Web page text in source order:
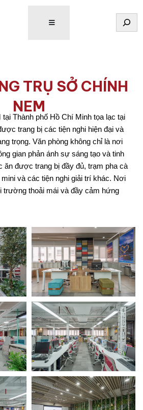
Tìm
kiếm
TRỤ SỞ CHÍNH
NEM
Thành phố Hồ Chí Minh tọa lạc tại
trang bị các tiện nghi hiện đại và
trọng. Văn phòng không chỉ là nơi
gian phản ánh sự sáng tạo và tinh
ăn được trang bị đầy đủ, trạm pha cà
và các tiện nghi giải trí khác. Nơi
trường thoải mái và đầy cảm hứng